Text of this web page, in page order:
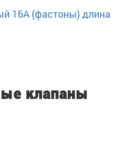
16А (фастоны) длина
клапаны